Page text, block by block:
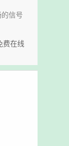
信号
费在线